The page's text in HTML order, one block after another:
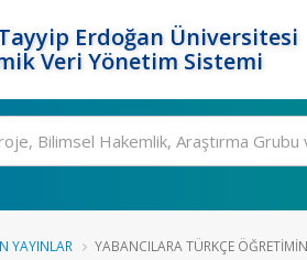
Erdoğan Üniversitesi
Veri Yönetim Sistemi
YAYINLAR YABANCILARA TÜRKÇE